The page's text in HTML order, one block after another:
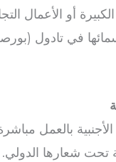
أو الأعمال
في تادول
بالعمل
تحت شعارها الدولي.